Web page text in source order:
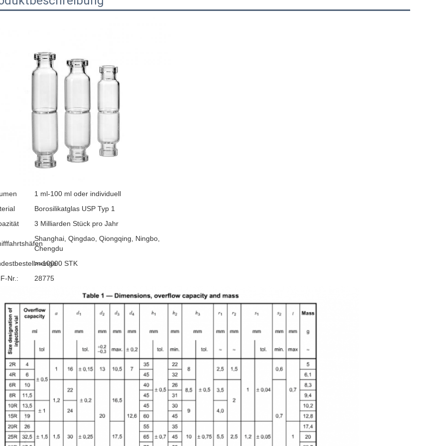
1 ml-100 ml oder individuell
Borosilikatglas USP Typ 1
3 Milliarden Stück pro Jahr
Shanghai, Qingdao, Qiongqing, Ningbo,
Chengdu
>=10000 STK
Nr.:
28775